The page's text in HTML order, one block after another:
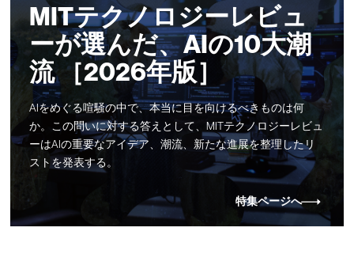
MITテクノロジーレビュ
ーが選んだ、AIの10大潮
流 ［2026年版］
AIをめぐる喧騒の中で、本当に目を向けるべきものは何
か。この問いに対する答えとして、MITテクノロジーレビュ
ーはAIの重要なアイデア、潮流、新たな進展を整理したリ
ストを発表する。
特集ページへ